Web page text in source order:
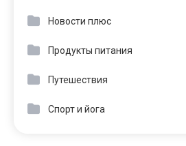
Новости плюс
Продукты питания
Путешествия
Спорт и йога